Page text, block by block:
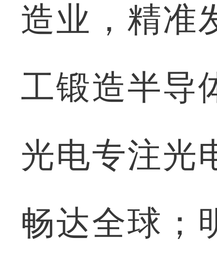
造业，精准
工锻造半导
光电专注光
畅达全球；